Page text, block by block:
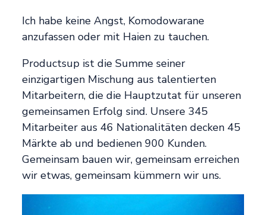
Ich habe keine Angst, Komodowarane
anzufassen oder mit Haien zu tauchen.
Productsup ist die Summe seiner
einzigartigen Mischung aus talentierten
Mitarbeitern, die die Hauptzutat für unseren
gemeinsamen Erfolg sind. Unsere 345
Mitarbeiter aus 46 Nationalitäten decken 45
Märkte ab und bedienen 900 Kunden.
Gemeinsam bauen wir, gemeinsam erreichen
wir etwas, gemeinsam kümmern wir uns.